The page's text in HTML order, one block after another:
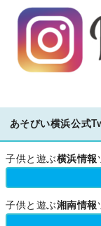
あそびい横浜公式
子供と遊ぶ横浜情報
子供と遊ぶ湘南情報